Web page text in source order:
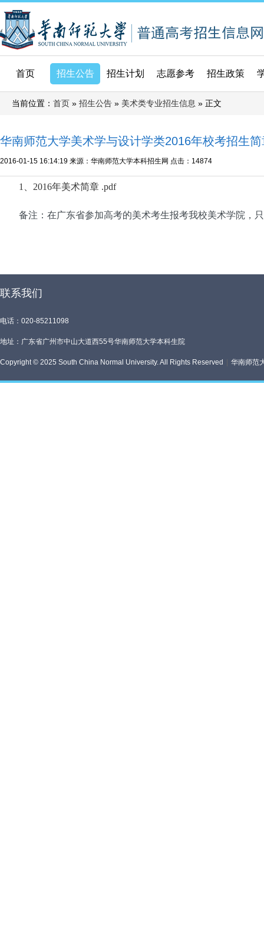
首页 招生公告 招生计划 志愿参考 招生政策
当前位置： 首页 » 招生公告 » 美术类专业招生信息 » 正文
华南师范大学美术学与设计学类2016年校考招生简
2016-01-15 16:14:19 来源：华南师范大学本科招生网 点击： 14874
1、2016年美术简章 .pdf
备注：在广东省参加高考的美术考生报考我校美术学院，
联系我们
电话：020-85211098
地址：广东省广州市中山大道西55号华南师范大学本科生院
Copyright © 2025 South China Normal University. All Rights Reserved 华南师范